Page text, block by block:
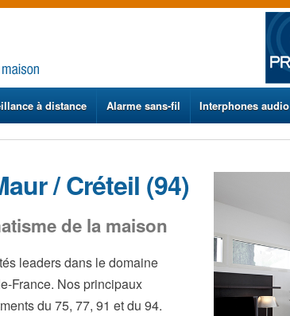
à distance Alarme sans-fil Interphones audio
/ Créteil (94)
de la maison
leaders dans le domaine
France. Nos principaux
du 75, 77, 91 et du 94.